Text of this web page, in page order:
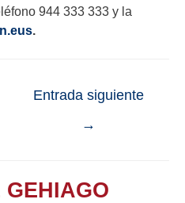
944 333 333 y la
Entrada siguiente
→